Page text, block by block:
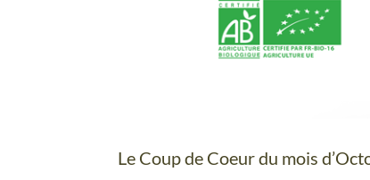
Le Coup de Coeur du mois